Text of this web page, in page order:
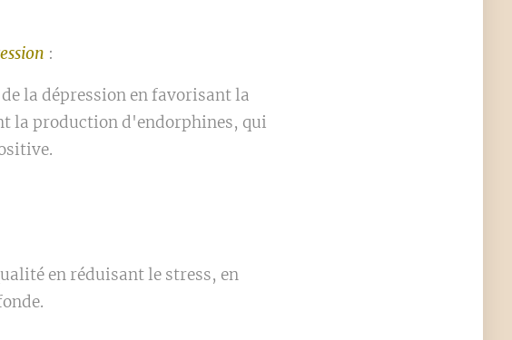
:
la dépression en favorisant la
la production d'endorphines, qui
en réduisant le stress, en